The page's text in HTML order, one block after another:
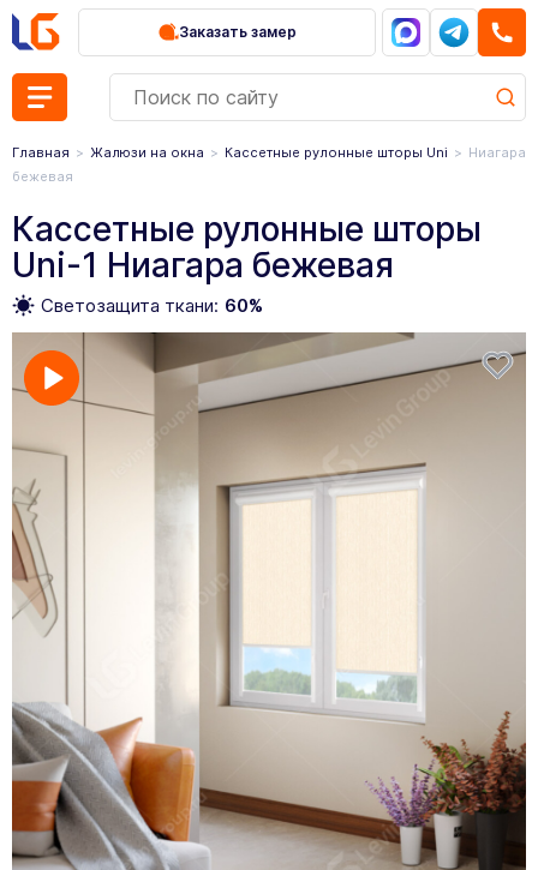
Заказать замер
Главная Жалюзи на окна Кассетные рулонные шторы Uni
Ниагара
бежевая
Кассетные рулонные шторы
Uni-1 Ниагара бежевая
Светозащита ткани: 60%